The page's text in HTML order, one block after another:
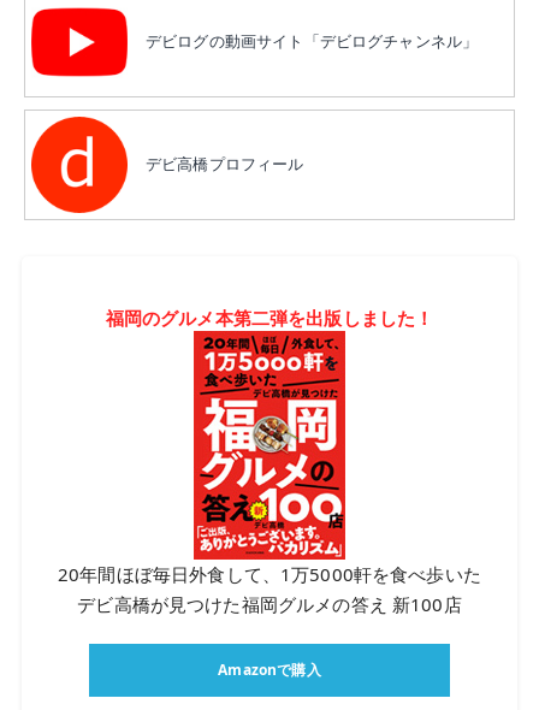
デビログの動画サイト「デビログチャンネル」
デビ高橋プロフィール
福岡のグルメ本第二弾を出版しました！
20年間ほぼ毎日外食して、1万5000軒を食べ歩いた
デビ高橋が見つけた福岡グルメの答え 新100店
Amazonで購入